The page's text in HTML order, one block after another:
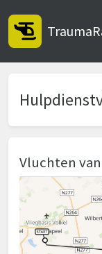
Vluchten